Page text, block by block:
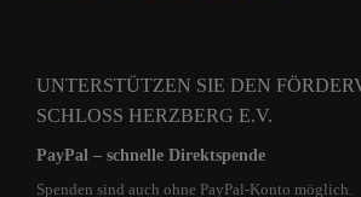
UNTERSTÜTZEN SIE DEN
SCHLOSS HERZBERG E.V.
PayPal – schnelle Direktspende
Spenden sind auch ohne PayPal‑Konto möglich.